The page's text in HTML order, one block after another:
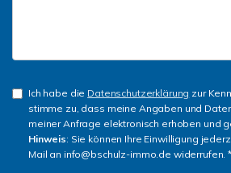
Ich habe die Datenschutzerklärung zur
stimme zu, dass meine Angaben und
meiner Anfrage elektronisch erhoben und
Hinweis: Sie können Ihre Einwilligung
Mail an info@bschulz-immo.de widerrufen. *